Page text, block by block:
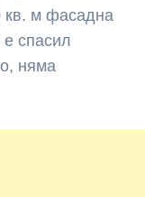
кв. м фасадна
спасил
няма